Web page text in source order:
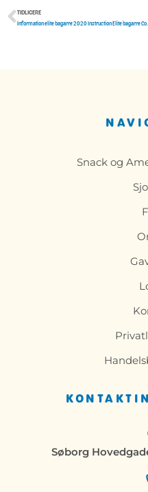
Tidligere
TIDLIGERE
Søborg
Snack og